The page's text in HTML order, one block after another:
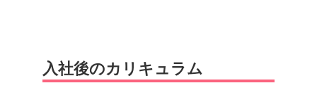
入社後のカリキュラム